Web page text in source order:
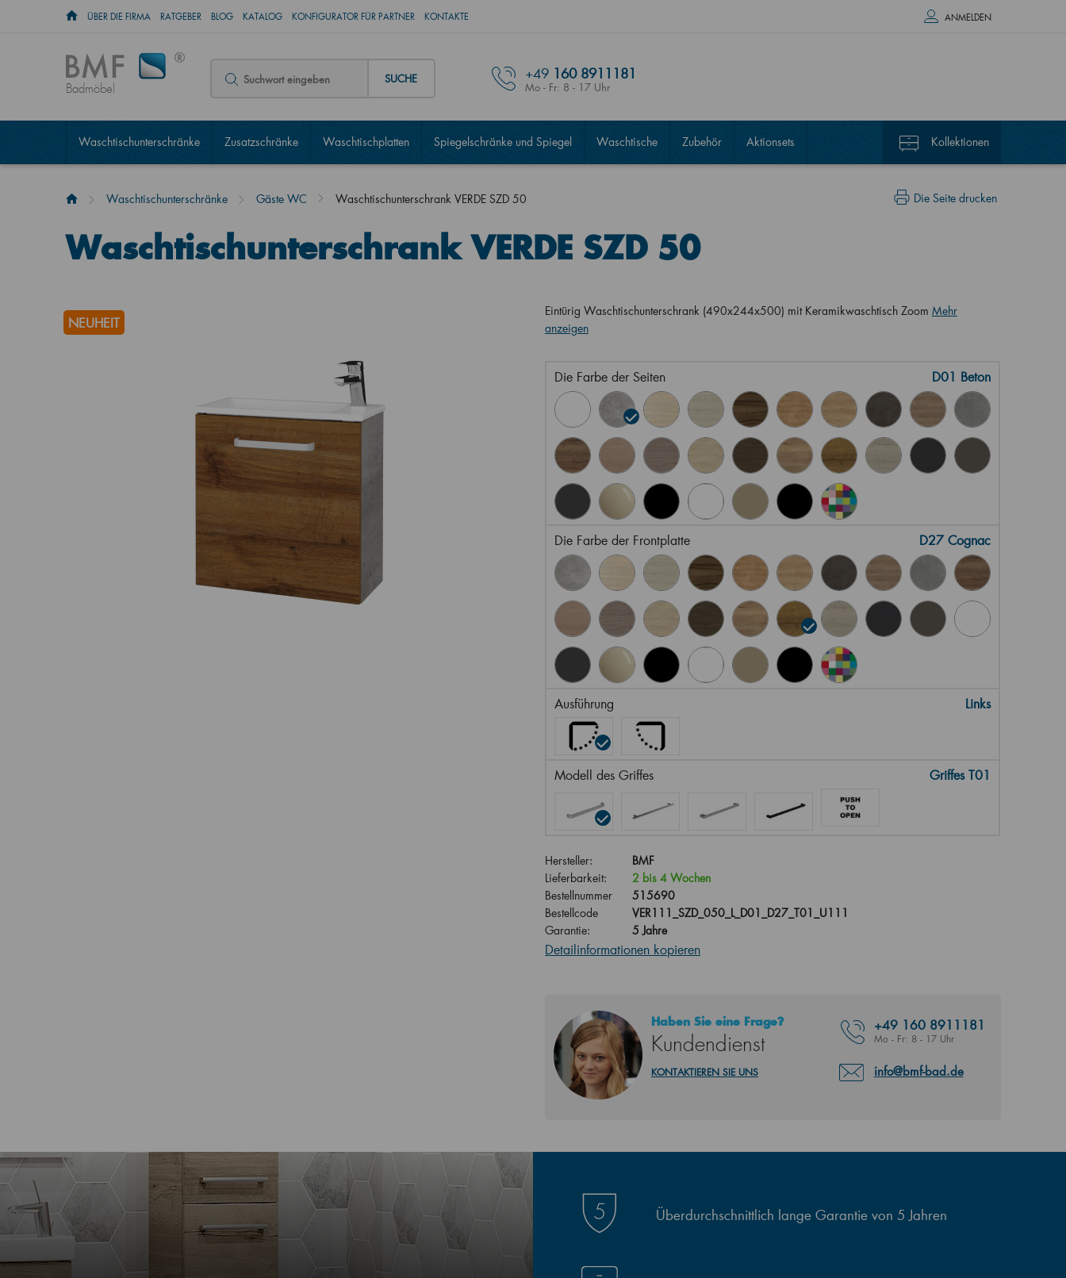
ÜBER DIE FIRMA RATGEBER BLOG KATALOG KONFIGURATOR FÜR PARTNER KONTAKTE ANMELDEN
Badmöbel
SUCHE +49 160 8911181
Mo - Fr: 8 - 17 Uhr
Waschtischunterschränke Zusatzschränke Waschtischplatten Spiegelschränke und Spiegel Waschtische Zubehör Aktionsets Kollektionen
Die Seite drucken
Waschtischunterschränke Gäste WC Waschtischunterschrank VERDE SZD 50
Waschtischunterschrank VERDE SZD 50
NEUHEIT
Eintürig Waschtischunterschrank (490x244x500) mit Keramikwaschtisch Zoom Mehr
anzeigen
Die Farbe der Seiten D01 Beton
Die Farbe der Frontplatte D27 Cognac
Ausführung Links
Modell des Griffes Griffes T01
Hersteller:
BMF
Lieferbarkeit:
2 bis 4 Wochen
Bestellnummer
515690
Bestellcode
VER111_SZD_050_L_D01_D27_T01_U111
Garantie:
5 Jahre
Detailinformationen kopieren
Haben Sie eine Frage?
Kundendienst
+49 160 8911181
Mo - Fr: 8 - 17 Uhr
info@bmf-bad.de
KONTAKTIEREN SIE UNS
Überdurchschnittlich lange Garantie von 5 Jahren